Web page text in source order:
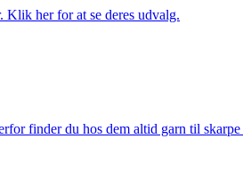
Klik her for at se deres udvalg.
finder du hos dem altid garn til